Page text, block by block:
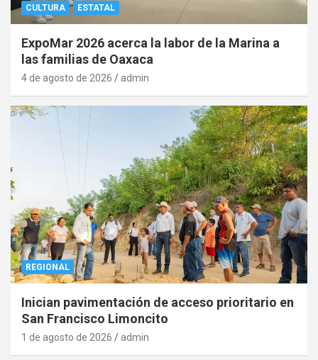
CULTURA ESTATAL
ExpoMar 2026 acerca la labor de la Marina a
las familias de Oaxaca
4 de agosto de 2026 admin
REGIONAL
Inician pavimentación de acceso prioritario en
San Francisco Limoncito
1 de agosto de 2026 admin